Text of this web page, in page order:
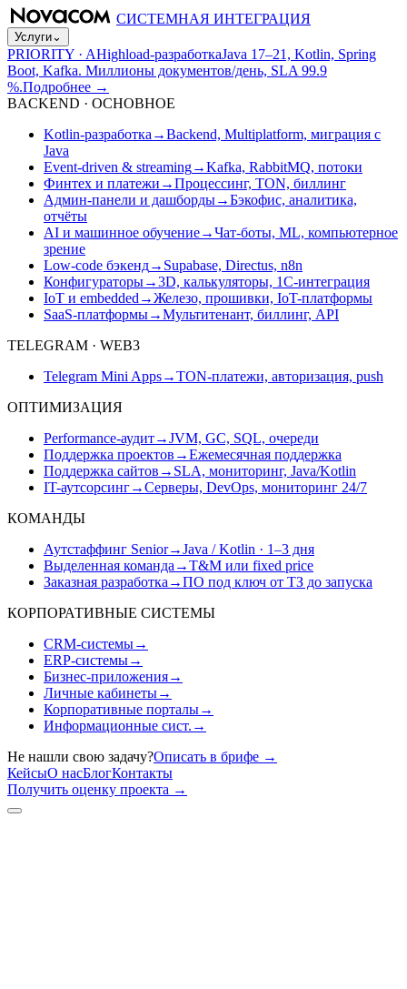
СИСТЕМНАЯ ИНТЕГРАЦИЯ
Услуги⌄
PRIORITY · AHighload-разработкаJava 17–21, Kotlin, Spring
Boot, Kafka. Миллионы документов/день, SLA 99.9
%.Подробнее →
BACKEND · ОСНОВНОЕ
Kotlin-разработка →Backend, Multiplatform, миграция с
Java
Event-driven & streaming→Kafka, RabbitMQ, потоки
Финтех и платежи →Процессинг, TON, биллинг
Админ-панели и дашборды→Бэкофис, аналитика,
отчёты
AI и машинное обучение→Чат-боты, ML, компьютерное
зрение
Low-code бэкенд→ Supabase, Directus, n8n
Конфигураторы→3D, калькуляторы, 1С-интеграция
IoT и embedded →Железо, прошивки, IoT-платформы
SaaS-платформы→Мультитенант, биллинг, API
TELEGRAM · WEB3
Telegram Mini Apps→TON-платежи, авторизация, push
ОПТИМИЗАЦИЯ
Performance-аудит→JVM, GC, SQL, очереди
Поддержка проектов →Ежемесячная поддержка
Поддержка сайтов → SLA, мониторинг, Java/Kotlin
IT-аутсорсинг→Серверы, DevOps, мониторинг 24/7
КОМАНДЫ
Аутстаффинг Senior→Java / Kotlin · 1–3 дня
Выделенная команда →T&M или fixed price
Заказная разработка →ПО под ключ от ТЗ до запуска
КОРПОРАТИВНЫЕ СИСТЕМЫ
CRM-системы→
ERP-системы→
Бизнес-приложения→
Личные кабинеты→
Корпоративные порталы→
Информационные сист. →
Не нашли свою задачу?Описать в брифе →
КейсыО насБлогКонтакты
Получить оценку проекта →